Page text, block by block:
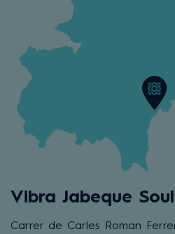
Vibra Jabeque
Carrer de Carles Roman